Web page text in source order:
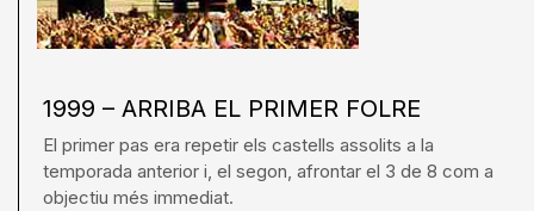
1999 – ARRIBA EL PRIMER FOLRE
El primer pas era repetir els castells assolits a la
temporada anterior i, el segon, afrontar el 3 de 8 com a
objectiu més immediat.